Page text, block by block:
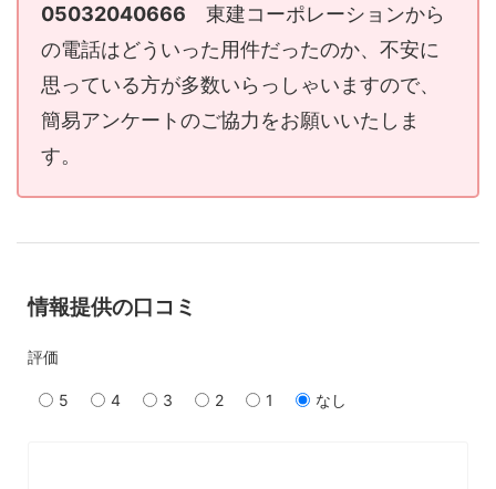
05032040666 東建コーポレーションから
の電話はどういった用件だったのか、不安に
思っている方が多数いらっしゃいますので、
簡易アンケートのご協力をお願いいたしま
す。
情報提供の口コミ
評価
5 4 3 2 1 なし